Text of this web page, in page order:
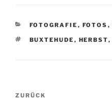
KATEGORIEN
FOTOGRAFIE , FOTOS ,
SCHLAGWÖRTER
BUXTEHUDE , HERBST,
Beitragsnavigation
Vorheriger
ZURÜCK